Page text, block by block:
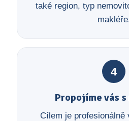
také region, typ
4
Propojíme vás
Cílem je profesionálně